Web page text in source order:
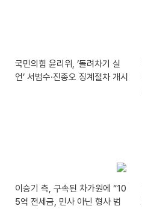
국민의힘 윤리위, ‘돌려차기 실
언’ 서범수·진종오 징계절차 개시
이승기 측, 구속된 차가원에 “10
5억 전세금, 민사 아닌 형사 범